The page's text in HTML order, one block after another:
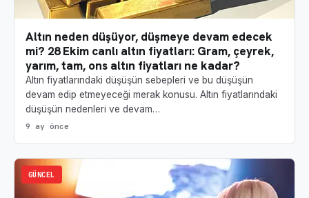
Altın neden düşüyor, düşmeye devam edecek
mi? 28 Ekim canlı altın fiyatları: Gram, çeyrek,
yarım, tam, ons altın fiyatları ne kadar?
Altın fiyatlarındaki düşüşün sebepleri ve bu düşüşün
devam edip etmeyeceği merak konusu. Altın fiyatlarındaki
düşüşün nedenleri ve devam…
9 ay önce
GÜNCEL